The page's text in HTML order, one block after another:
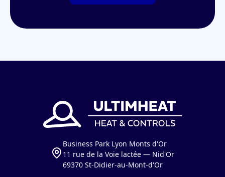
Business Park Lyon Monts d'Or
11 rue de la Voie lactée — Nid'Or
69370 St-Didier-au-Mont-d'Or